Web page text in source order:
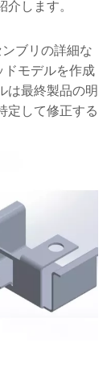
します。
ブリの詳細な
モデルを作成
は最終製品の明
定して修正する